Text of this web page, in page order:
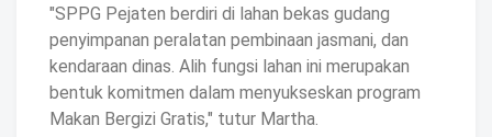
"SPPG Pejaten berdiri di lahan bekas gudang
penyimpanan peralatan pembinaan jasmani, dan
kendaraan dinas. Alih fungsi lahan ini merupakan
bentuk komitmen dalam menyukseskan program
Makan Bergizi Gratis," tutur Martha.